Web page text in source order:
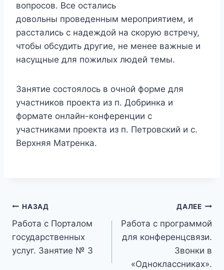
вопросов. Все остались
довольны проведенным мероприятием, и
расстались с надеждой на скорую встречу,
чтобы обсудить другие, не менее важные и
насущные для пожилых людей темы.
Занятие состоялось в очной форме для
участников проекта из п. Добринка и
формате онлайн-конференции с
участниками проекта из п. Петровский и с.
Верхняя Матренка.
Навигация
по
записям
НАЗАД
Работа с Порталом
государственных
услуг. Занятие № 3
ДАЛЕЕ
Работа с программой
для конференцсвязи.
Звонки в
«Одноклассниках».